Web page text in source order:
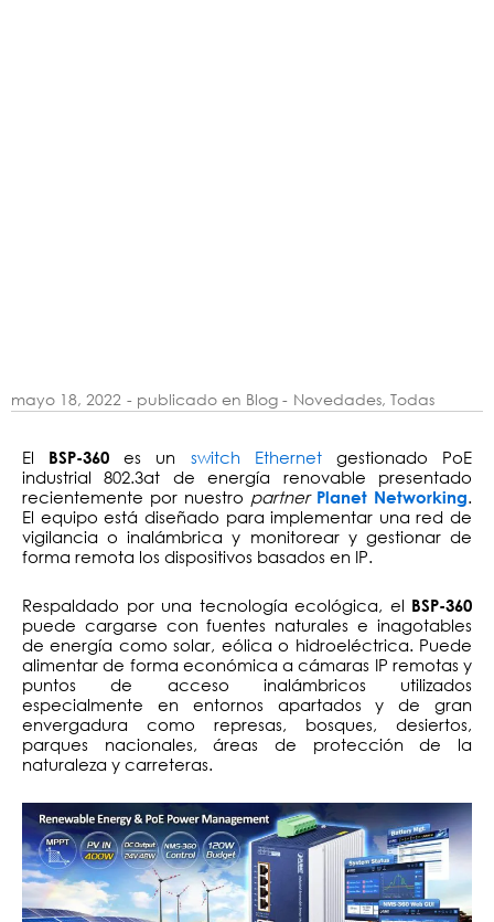
mayo 18, 2022 - publicado en Blog - Novedades, Todas
El BSP-360es un switch Ethernetgestionado PoE
industrial 802.3at de energía renovable presentado
recientemente por nuestro partner Planet Networking.
El equipo está diseñado para implementar una red de
vigilancia o inalámbrica y monitorear y gestionar de
forma remota los dispositivos basados ​​en IP.
Respaldado por una tecnología ecológica, el BSP-360
puede cargarse con fuentes naturales e inagotables
de energía como solar, eólica o hidroeléctrica. Puede
alimentar de forma económica a cámaras IP remotas y
puntos de acceso inalámbricos utilizados
especialmente en entornos apartados y de gran
envergadura como represas, bosques, desiertos,
parques nacionales, áreas de protección de la
naturaleza y carreteras.